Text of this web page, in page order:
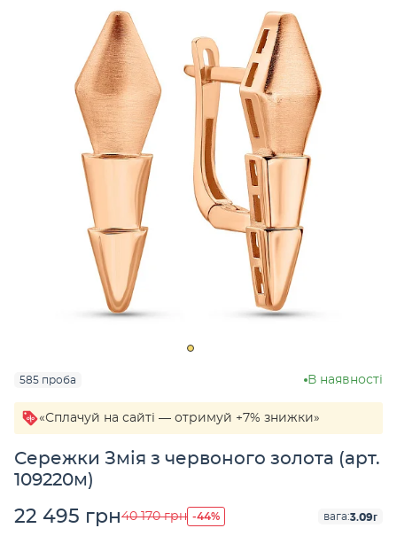
585 проба В наявності
«Сплачуй на сайті — отримуй +7% знижки»
Сережки Змія з червоного золота (арт.
109220м)
22 495 грн40 170 грн -44% вага:3.09г